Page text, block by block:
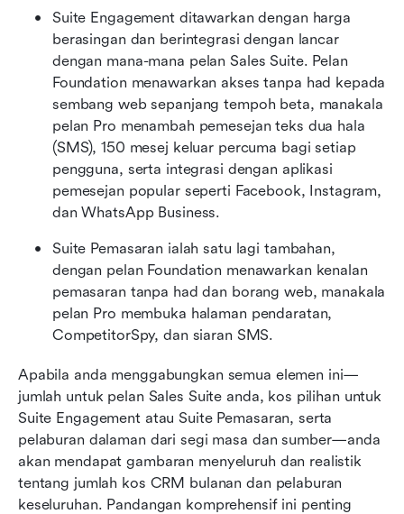
Suite Engagement ditawarkan dengan harga
berasingan dan berintegrasi dengan lancar
dengan mana-mana pelan Sales Suite. Pelan
Foundation menawarkan akses tanpa had kepada
sembang web sepanjang tempoh beta, manakala
pelan Pro menambah pemesejan teks dua hala
(SMS), 150 mesej keluar percuma bagi setiap
pengguna, serta integrasi dengan aplikasi
pemesejan popular seperti Facebook, Instagram,
dan WhatsApp Business.
Suite Pemasaran ialah satu lagi tambahan,
dengan pelan Foundation menawarkan kenalan
pemasaran tanpa had dan borang web, manakala
pelan Pro membuka halaman pendaratan,
CompetitorSpy, dan siaran SMS.
Apabila anda menggabungkan semua elemen ini—
jumlah untuk pelan Sales Suite anda, kos pilihan untuk
Suite Engagement atau Suite Pemasaran, serta
pelaburan dalaman dari segi masa dan sumber—anda
akan mendapat gambaran menyeluruh dan realistik
tentang jumlah kos CRM bulanan dan pelaburan
keseluruhan. Pandangan komprehensif ini penting